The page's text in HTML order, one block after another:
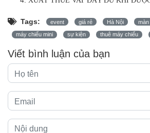
Tags: event giá rẻ Hà Nội
máy chiếu mini sự kiện thuê máy chiếu
Viết bình luận của bạn